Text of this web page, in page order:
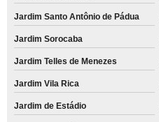
Jardim Santo Antônio de Pádua
Jardim Sorocaba
Jardim Telles de Menezes
Jardim Vila Rica
Jardim de Estádio